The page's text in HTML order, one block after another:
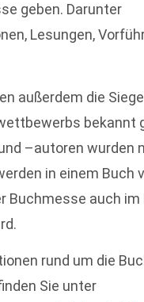
geben. Darunter
Lesungen,
außerdem die
bekannt
–autoren wurden
in einem Buch
Buchmesse auch im
rund um die
Sie unter